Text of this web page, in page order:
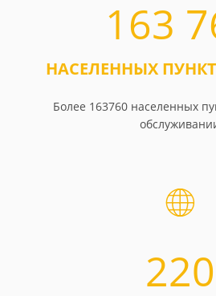
163
НАСЕЛЕННЫХ
Более 163760 населенных
220